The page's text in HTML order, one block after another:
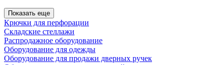
Показать еще
Крючки для перфорации
Складские стеллажи
Распродажное оборудование
Оборудование для одежды
Оборудование для продажи дверных ручек